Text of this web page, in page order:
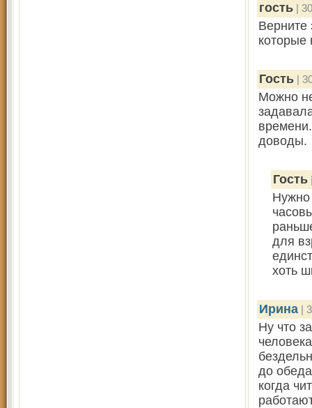
гость |
Верните
которые
Гость |
Можно
доводы.
Гость
Нужно
для
хоть
Ирина |
Ну что
до
когда